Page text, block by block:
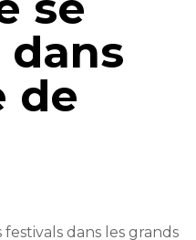
de
dans les grands